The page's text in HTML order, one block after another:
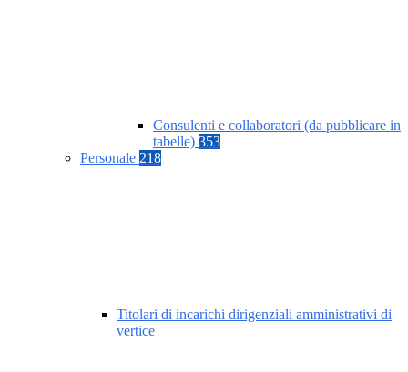
Consulenti e collaboratori (da pubblicare in
tabelle) 353
Personale 218
Titolari di incarichi dirigenziali amministrativi di
vertice